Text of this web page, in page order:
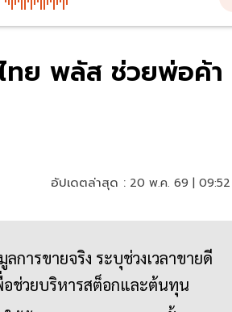
ทย พลัส ช่วยพ่อค้า
อัปเดตล่าสุด : 20 พ.ค. 69 |
การขายจริง ระบุช่วงเวลาขายดี
อช่วยบริหารสต็อกและต้นทุน